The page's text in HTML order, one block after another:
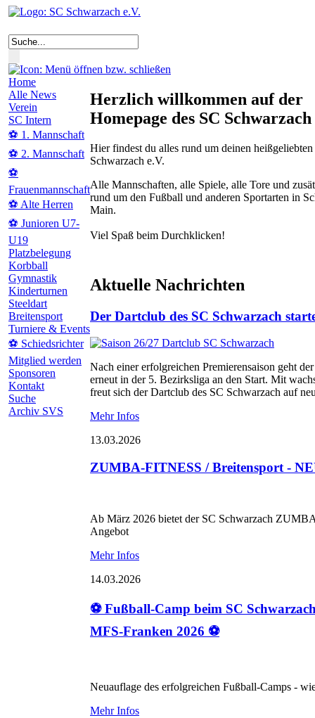
Home
Alle News
Verein
SC Intern
⚽ 1. Mannschaft
⚽ 2. Mannschaft
⚽
Frauenmannschaft
⚽ Alte Herren
⚽ Junioren U7-
U19
Platzbelegung
Korbball
Gymnastik
Kinderturnen
Steeldart
Breitensport
Turniere & Events
⚽ Schiedsrichter
Mitglied werden
Sponsoren
Kontakt
Suche
Archiv SVS
Herzlich willkommen auf der
Homepage des SC Schwarzach
Hier findest du alles rund um deinen
Schwarzach e.V.
Alle Mannschaften, alle Spiele, alle Tore und
rund um den Fußball und anderen Sportarten in
Main.
Viel Spaß beim Durchklicken!
Aktuelle Nachrichten
Der Dartclub des SC Schwarzach
Nach einer erfolgreichen Premierensaison geht
erneut in der 5. Bezirksliga an den Start. Mit
freut sich der Dartclub des SC Schwarzach auf
Mehr Infos
13.03.2026
ZUMBA-FITNESS / Breitensport -
Ab März 2026 bietet der SC Schwarzach
Angebot
Mehr Infos
14.03.2026
⚽ Fußball-Camp beim SC
MFS-Franken 2026 ⚽
Neuauflage des erfolgreichen Fußball-Camps -
Mehr Infos